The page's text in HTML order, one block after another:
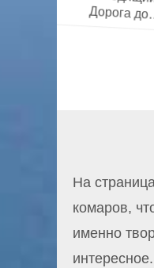
Дорога до…
На
комаров,
именно
интересное.